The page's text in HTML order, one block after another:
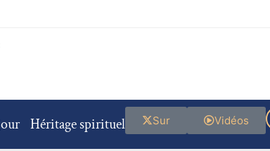
Héritage spirituel Vidéos
Sur